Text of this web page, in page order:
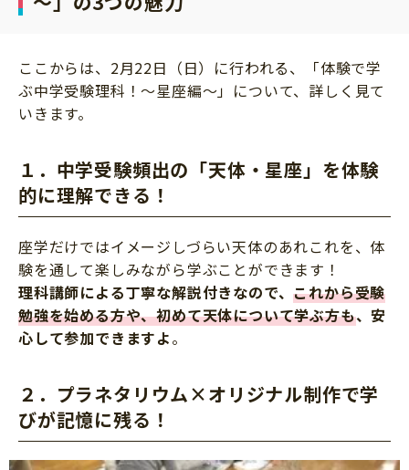
ここからは、2月22日（日）に行われる、「体験で学
ぶ中学受験理科！～星座編～」について、詳しく見て
いきます。
１．中学受験頻出の「天体・星座」を体験
的に理解できる！
座学だけではイメージしづらい天体のあれこれを、体
験を通して楽しみながら学ぶことができます！
理科講師による丁寧な解説付きなので、これから受験
勉強を始める方や、初めて天体について学ぶ方も、安
心して参加できますよ。
２．プラネタリウム×オリジナル制作で学
びが記憶に残る！